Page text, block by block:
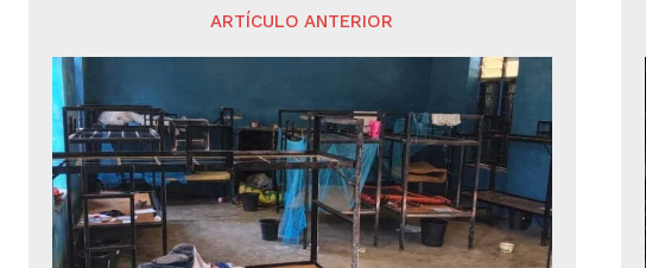
ARTÍCULO ANTERIOR